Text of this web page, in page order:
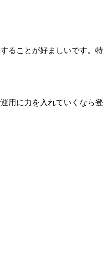
ることが好ましいです。特
用に力を入れていくなら登